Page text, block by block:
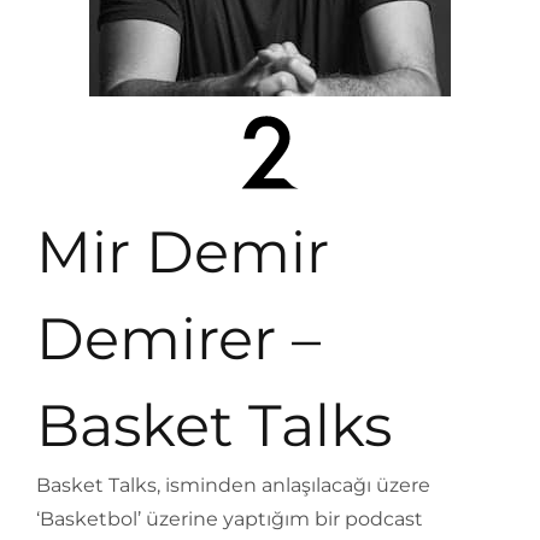
Mir Demir
Demirer –
Basket Talks
Basket Talks, isminden anlaşılacağı üzere
‘Basketbol’ üzerine yaptığım bir podcast